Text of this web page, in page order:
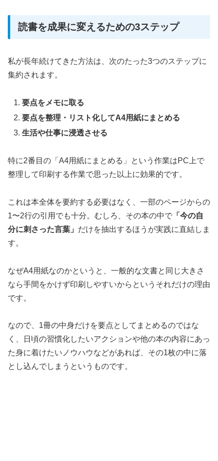
読書を成果に変えるための3ステップ
私が長年続けてきた方法は、次のたった3つのステップに
集約されます。
要点をメモに取る
要点を整理・リスト化してA4用紙にまとめる
生活や仕事に浸透させる
特に2番目の「A4用紙にまとめる」という作業はPC上で
整理して印刷する作業で思った以上に効果的です。
これは本全体を要約する必要はなく、一部のページからの
1〜2行の引用でも十分。むしろ、その本の中で 「今の自
分に刺さった言葉」 だけを抽出するほうが実践に直結しま
す。
なぜA4用紙なのかというと、一般的な文書と同じ大きさ
なら手間をかけず印刷しやすいからというそれだけの理由
です。
なので、1冊の中身だけを要点としてまとめるのではな
く、日頃の習慣化したいアクションや他の本の内容にあっ
た身に着けたいノウハウなどがあれば、その1枚の中に落
とし込んでしまうというものです。